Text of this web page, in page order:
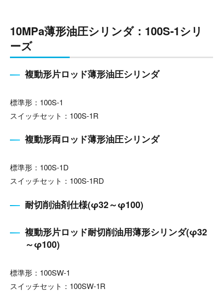
10MPa薄形油圧シリンダ：100S-1シリ
ーズ
複動形片ロッド薄形油圧シリンダ
標準形：100S-1
スイッチセット：100S-1R
複動形両ロッド薄形油圧シリンダ
標準形：100S-1D
スイッチセット：100S-1RD
耐切削油剤仕様(φ32～φ100)
複動形片ロッド耐切削油用薄形シリンダ(φ32
～φ100)
標準形：100SW-1
スイッチセット：100SW-1R